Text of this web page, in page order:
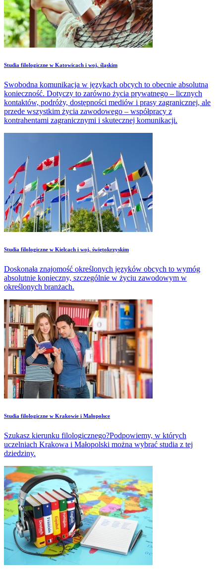
Studia filologiczne w Katowicach i woj. śląskim
Swobodna komunikacja w językach obcych to obecnie absolutna
konieczność. Dotyczy to zarówno życia prywatnego – licznych
kontaktów, podróży, dostępności mediów i prasy zagranicznej, ale
przede wszystkim życia zawodowego – współpracy z
kontrahentami zagranicznymi i skutecznej komunikacji.
Studia filologiczne w Kielcach i woj. świętokrzyskim
Doskonała znajomość określonych języków obcych to wymóg
absolutnie konieczny, szczególnie w życiu zawodowym w
określonych branżach.
Studia filologiczne w Krakowie i Małopolsce
Szukasz kierunku filologicznego?Podpowiemy, w których
uczelniach Krakowa i Małopolski można wybrać studia z tej
dziedziny.